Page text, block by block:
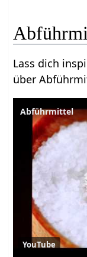
Lass dich
über
Abführmittel
YouTube